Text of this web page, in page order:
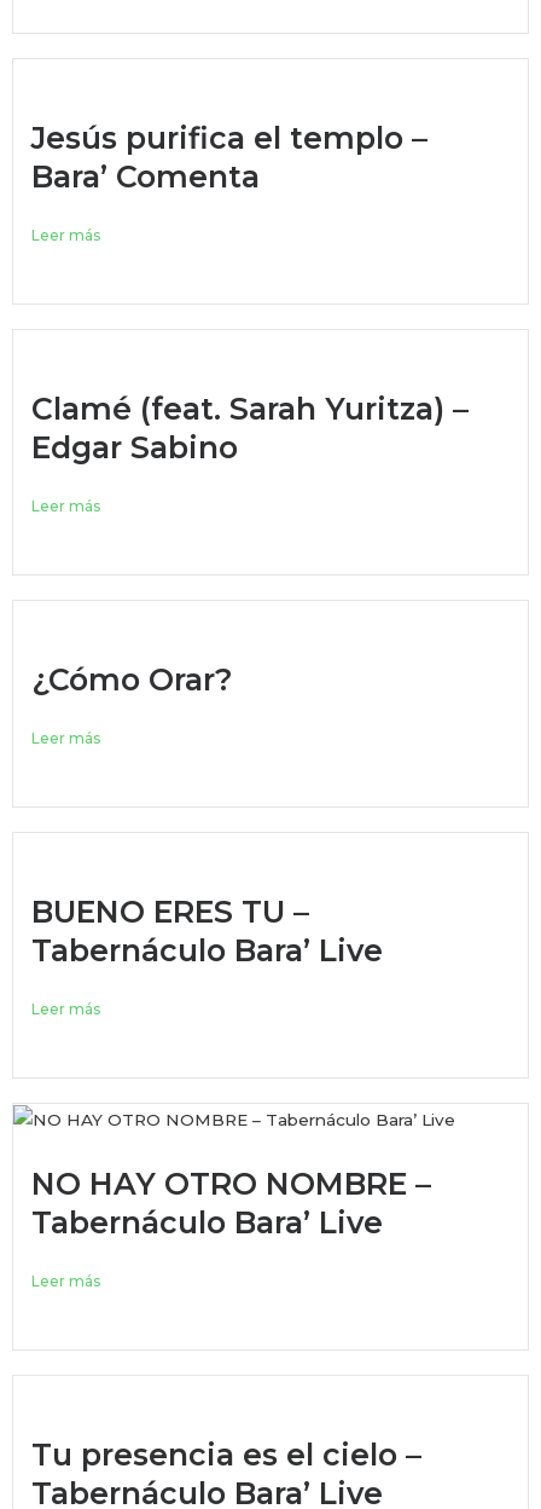
Jesús purifica el templo –
Bara’ Comenta
Leer más
Clamé (feat. Sarah Yuritza) –
Edgar Sabino
Leer más
¿Cómo Orar?
Leer más
BUENO ERES TU –
Tabernáculo Bara’ Live
Leer más
NO HAY OTRO NOMBRE –
Tabernáculo Bara’ Live
Leer más
Tu presencia es el cielo –
Tabernáculo Bara’ Live